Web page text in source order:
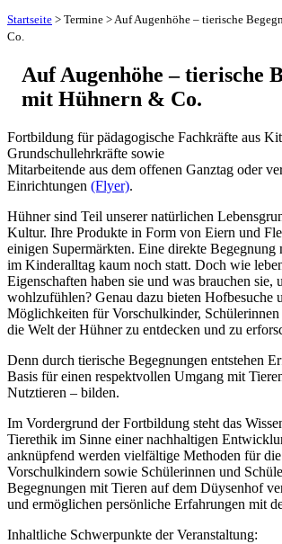
Startseite > Termine >Auf Augenhöhe – tierische
Co.
Auf Augenhöhe – tierische
mit Hühnern & Co.
Fortbildung für pädagogische Fachkräfte aus
Grundschullehrkräfte sowie
Mitarbeitende aus dem offenen Ganztag oder
Einrichtungen (Flyer).
Hühner sind Teil unserer natürlichen
Kultur. Ihre Produkte in Form von Eiern und
einigen Supermärkten. Eine direkte
im Kinderalltag kaum noch statt. Doch wie
Eigenschaften haben sie und was brauchen sie,
wohlzufühlen? Genau dazu bieten Hofbesuche
Möglichkeiten für Vorschulkinder,
die Welt der Hühner zu entdecken und zu
Denn durch tierische Begegnungen entstehen
Basis für einen respektvollen Umgang mit
Nutztieren – bilden.
Im Vordergrund der Fortbildung steht das
Tierethik im Sinne einer nachhaltigen
anknüpfend werden vielfältige Methoden für
Vorschulkindern sowie Schülerinnen und
Begegnungen mit Tieren auf dem Düysenhof
und ermöglichen persönliche Erfahrungen mit
Inhaltliche Schwerpunkte der Veranstaltung: